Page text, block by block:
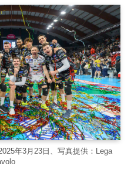
年3月23日、写真提供：Lega